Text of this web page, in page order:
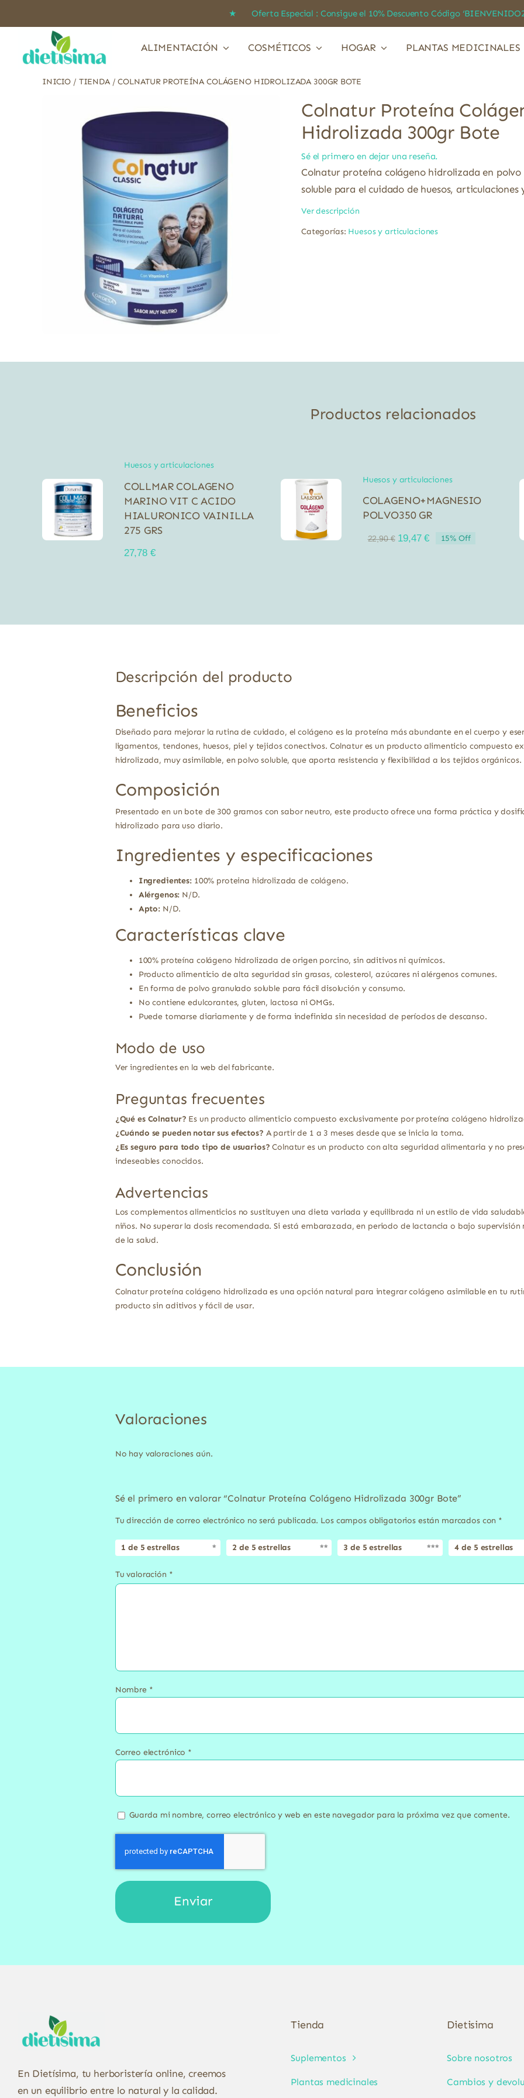
★ Oferta Especial : Consigue el 10% Descuento Código
ALIMENTACIÓN COSMÉTICOS HOGAR PLANTAS MEDICINALES
INICIO / TIENDA/COLNATUR PROTEÍNA COLÁGENO HIDROLIZADA 300GR BOTE
Colnatur Proteína
Hidrolizada 300gr Bote
Sé el primero en dejar una reseña.
Colnatur proteína colágeno hidrolizada en polvo
soluble para el cuidado de huesos, articulaciones
Ver descripción
Categorías: Huesos y articulaciones
Productos relacionados
Huesos y articulaciones
COLLMAR COLAGENO
MARINO VIT C ACIDO
HIALURONICO VAINILLA
275 GRS
27,78 €
Huesos y articulaciones
COLAGENO+MAGNESIO
POLVO350 GR
22,90€ El
19,47€El
15% Off
Descripción del producto
Beneficios
Diseñado para mejorar la rutina de cuidado, el colágeno es la proteína más abundante en el cuerpo y
ligamentos, tendones, huesos, piel y tejidos conectivos. Colnatur es un producto alimenticio compuesto
hidrolizada, muy asimilable, en polvo soluble, que aporta resistencia y flexibilidad a los tejidos orgánicos.
Composición
Presentado en un bote de 300 gramos con sabor neutro, este producto ofrece una forma práctica y
hidrolizado para uso diario.
Ingredientes y especificaciones
Ingredientes:100% proteina hidrolizada de colágeno.
Alérgenos: N/D.
Apto: N/D.
Características clave
100% proteína colágeno hidrolizada de origen porcino, sin aditivos ni químicos.
Producto alimenticio de alta seguridad sin grasas, colesterol, azúcares ni alérgenos comunes.
En forma de polvo granulado soluble para fácil disolución y consumo.
No contiene edulcorantes, gluten, lactosa ni OMGs.
Puede tomarse diariamente y de forma indefinida sin necesidad de períodos de descanso.
Modo de uso
Ver ingredientes en la web del fabricante.
Preguntas frecuentes
¿Qué es Colnatur? Es un producto alimenticio compuesto exclusivamente por proteína colágeno
¿Cuándo se pueden notar sus efectos? A partir de 1 a 3 meses desde que se inicia la toma.
¿Es seguro para todo tipo de usuarios? Colnatur es un producto con alta seguridad alimentaria y no
indeseables conocidos.
Advertencias
Los complementos alimenticios no sustituyen una dieta variada y equilibrada ni un estilo de vida
niños. No superar la dosis recomendada. Si está embarazada, en periodo de lactancia o bajo
de la salud.
Conclusión
Colnatur proteína colágeno hidrolizada es una opción natural para integrar colágeno asimilable en tu
producto sin aditivos y fácil de usar.
Valoraciones
No hay valoraciones aún.
Sé el primero en valorar “Colnatur Proteína Colágeno Hidrolizada 300gr Bote”
Tu dirección de correo electrónico no será publicada. Los campos obligatorios están marcados con *
1 de 5 estrellas 2 de 5 estrellas 3 de 5 estrellas 4 de 5 estrellas
Tu valoración *
Nombre *
Correo electrónico *
Guarda mi nombre, correo electrónico y web en este navegador para la próxima vez que comente.
En Dietísima, tu herboristería online, creemos
en un equilibrio entre lo natural y la calidad.
Tienda
Suplementos
Plantas medicinales
Dietisima
Sobre nosotros
Cambios y